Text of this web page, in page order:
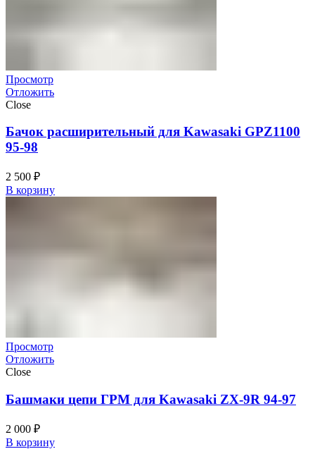
Просмотр
Отложить
Close
Бачок расширительный для Kawasaki GPZ1100
95-98
2 500 ₽
В корзину
Просмотр
Отложить
Close
Башмаки цепи ГРМ для Kawasaki ZX-9R 94-97
2 000 ₽
В корзину